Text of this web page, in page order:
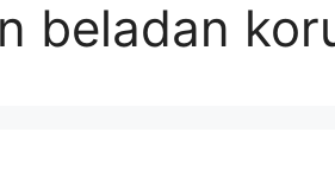
beladan